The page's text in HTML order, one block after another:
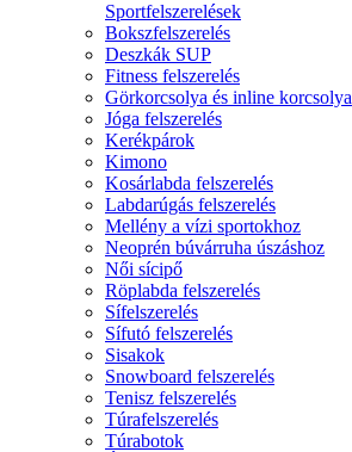
Sportfelszerelések
Bokszfelszerelés
Deszkák SUP
Fitness felszerelés
Görkorcsolya és inline korcsolya
Jóga felszerelés
Kerékpárok
Kimono
Kosárlabda felszerelés
Labdarúgás felszerelés
Mellény a vízi sportokhoz
Neoprén búvárruha úszáshoz
Női sícipő
Röplabda felszerelés
Sífelszerelés
Sífutó felszerelés
Sisakok
Snowboard felszerelés
Tenisz felszerelés
Túrafelszerelés
Túrabotok